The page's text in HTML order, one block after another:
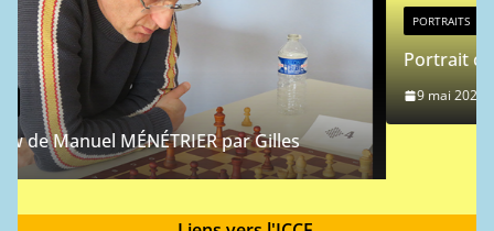
par Gilles
PORTRAITS
Portrait chinois : Jean-Michel
9 mai 2024 Rogemont Alain
Liens vers l'ICCF.